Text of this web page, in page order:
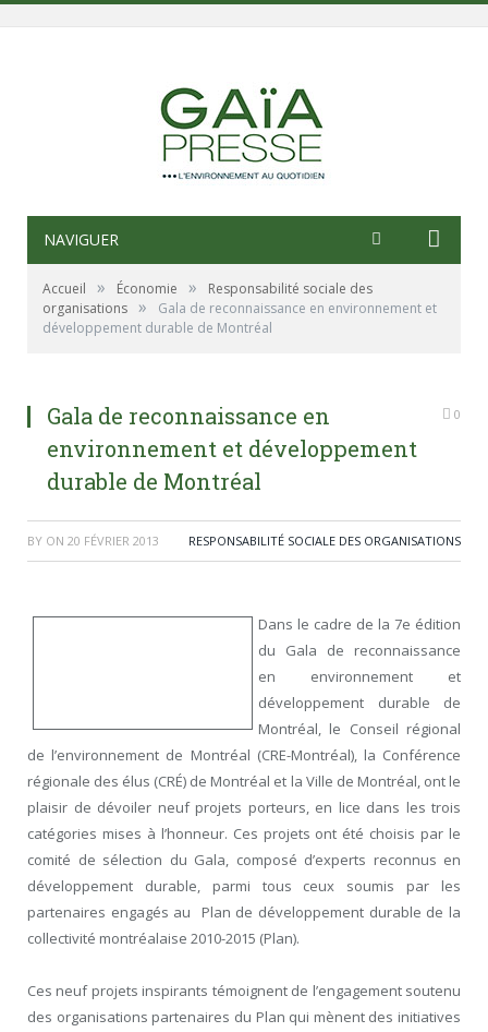
NAVIGUER
Accueil » Économie »
Responsabilité sociale des
organisations »
Gala de reconnaissance en environnement et
développement durable de Montréal
Gala de reconnaissance en
environnement et développement
durable de Montréal
0
BY ON 20 FÉVRIER 2013 RESPONSABILITÉ SOCIALE DES ORGANISATIONS
Dans le cadre de la 7e édition
du Gala de reconnaissance
en environnement et
développement durable de
Montréal, le Conseil régional
de l’environnement de Montréal (CRE-Montréal), la Conférence
régionale des élus (CRÉ) de Montréal et la Ville de Montréal, ont le
plaisir de dévoiler neuf projets porteurs, en lice dans les trois
catégories mises à l’honneur. Ces projets ont été choisis par le
comité de sélection du Gala, composé d’experts reconnus en
développement durable, parmi tous ceux soumis par les
partenaires engagés au Plan de développement durable de la
collectivité montréalaise 2010-2015 (Plan).
Ces neuf projets inspirants témoignent de l’engagement soutenu
des organisations partenaires du Plan qui mènent des initiatives